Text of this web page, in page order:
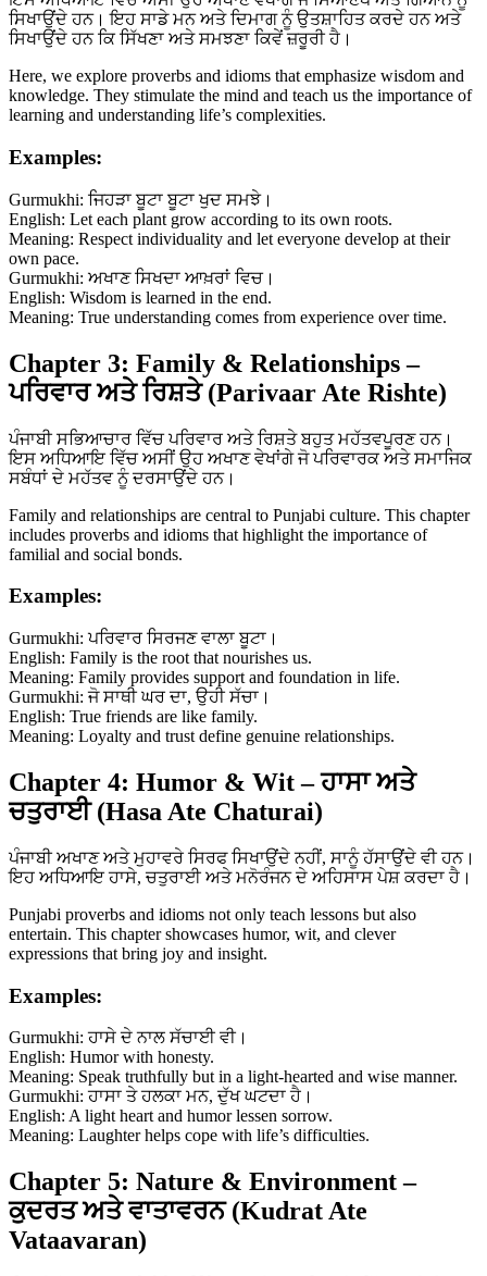
ਸਿਖਾਉਂਦੇ ਹਨ। ਇਹ ਸਾਡੇ ਮਨ ਅਤੇ ਦਿਮਾਗ ਨੂੰ ਉਤਸ਼ਾਹਿਤ ਕਰਦੇ ਹਨ ਅਤੇ
ਸਿਖਾਉਂਦੇ ਹਨ ਕਿ ਸਿੱਖਣਾ ਅਤੇ ਸਮਝਣਾ ਕਿਵੇਂ ਜ਼ਰੂਰੀ ਹੈ।
Here, we explore proverbs and idioms that emphasize wisdom and
knowledge. They stimulate the mind and teach us the importance of
learning and understanding life’s complexities.
Examples:
Gurmukhi: ਜਿਹੜਾ ਬੂਟਾ ਬੂਟਾ ਖੁਦ ਸਮਝੇ।
English: Let each plant grow according to its own roots.
Meaning: Respect individuality and let everyone develop at their
own pace.
Gurmukhi: ਅਖਾਣ ਸਿਖਦਾ ਆਖ਼ਰਾਂ ਵਿਚ।
English: Wisdom is learned in the end.
Meaning: True understanding comes from experience over time.
Chapter 3: Family & Relationships –
ਪਰਿਵਾਰ ਅਤੇ ਰਿਸ਼ਤੇ (Parivaar Ate Rishte)
ਪੰਜਾਬੀ ਸਭਿਆਚਾਰ ਵਿੱਚ ਪਰਿਵਾਰ ਅਤੇ ਰਿਸ਼ਤੇ ਬਹੁਤ ਮਹੱਤਵਪੂਰਣ ਹਨ।
ਇਸ ਅਧਿਆਇ ਵਿੱਚ ਅਸੀਂ ਉਹ ਅਖਾਣ ਵੇਖਾਂਗੇ ਜੋ ਪਰਿਵਾਰਕ ਅਤੇ ਸਮਾਜਿਕ
ਸਬੰਧਾਂ ਦੇ ਮਹੱਤਵ ਨੂੰ ਦਰਸਾਉਂਦੇ ਹਨ।
Family and relationships are central to Punjabi culture. This chapter
includes proverbs and idioms that highlight the importance of
familial and social bonds.
Examples:
Gurmukhi: ਪਰਿਵਾਰ ਸਿਰਜਣ ਵਾਲਾ ਬੂਟਾ।
English: Family is the root that nourishes us.
Meaning: Family provides support and foundation in life.
Gurmukhi: ਜੋ ਸਾਥੀ ਘਰ ਦਾ, ਉਹੀ ਸੱਚਾ।
English: True friends are like family.
Meaning: Loyalty and trust define genuine relationships.
Chapter 4: Humor & Wit – ਹਾਸਾ ਅਤੇ
ਚਤੁਰਾਈ (Hasa Ate Chaturai)
ਪੰਜਾਬੀ ਅਖਾਣ ਅਤੇ ਮੁਹਾਵਰੇ ਸਿਰਫ ਸਿਖਾਉਂਦੇ ਨਹੀਂ, ਸਾਨੂੰ ਹੱਸਾਉਂਦੇ ਵੀ ਹਨ।
ਇਹ ਅਧਿਆਇ ਹਾਸੇ, ਚਤੁਰਾਈ ਅਤੇ ਮਨੋਰੰਜਨ ਦੇ ਅਹਿਸਾਸ ਪੇਸ਼ ਕਰਦਾ ਹੈ।
Punjabi proverbs and idioms not only teach lessons but also
entertain. This chapter showcases humor, wit, and clever
expressions that bring joy and insight.
Examples:
Gurmukhi: ਹਾਸੇ ਦੇ ਨਾਲ ਸੱਚਾਈ ਵੀ।
English: Humor with honesty.
Meaning: Speak truthfully but in a light-hearted and wise manner.
Gurmukhi: ਹਾਸਾ ਤੇ ਹਲਕਾ ਮਨ, ਦੁੱਖ ਘਟਦਾ ਹੈ।
English: A light heart and humor lessen sorrow.
Meaning: Laughter helps cope with life’s difficulties.
Chapter 5: Nature & Environment –
ਕੁਦਰਤ ਅਤੇ ਵਾਤਾਵਰਨ (Kudrat Ate
Vataavaran)